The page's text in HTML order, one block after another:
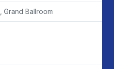
Grand Ballroom